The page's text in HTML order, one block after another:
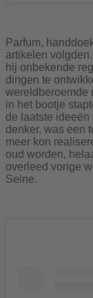
Parfum,
artikelen
hij onbekende
dingen te
wereldberoemde
in het bootje
de laatste ideeën
denker, was een
meer kon
oud worden,
overleed vorige
Seine.